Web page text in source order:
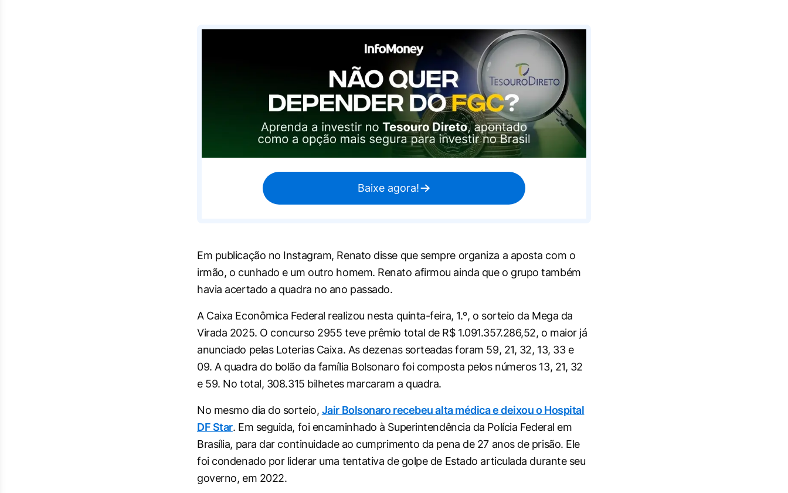
Baixe agora!
Em publicação no Instagram, Renato disse que sempre organiza a aposta com o
irmão, o cunhado e um outro homem. Renato afirmou ainda que o grupo também
havia acertado a quadra no ano passado.
A Caixa Econômica Federal realizou nesta quinta-feira, 1.º, o sorteio da Mega da
Virada 2025. O concurso 2955 teve prêmio total de R$ 1.091.357.286,52, o maior já
anunciado pelas Loterias Caixa. As dezenas sorteadas foram 59, 21, 32, 13, 33 e
09. A quadra do bolão da família Bolsonaro foi composta pelos números 13, 21, 32
e 59. No total, 308.315 bilhetes marcaram a quadra.
No mesmo dia do sorteio, Jair Bolsonaro recebeu alta médica e deixou o Hospital
DF Star. Em seguida, foi encaminhado à Superintendência da Polícia Federal em
Brasília, para dar continuidade ao cumprimento da pena de 27 anos de prisão. Ele
foi condenado por liderar uma tentativa de golpe de Estado articulada durante seu
governo, em 2022.